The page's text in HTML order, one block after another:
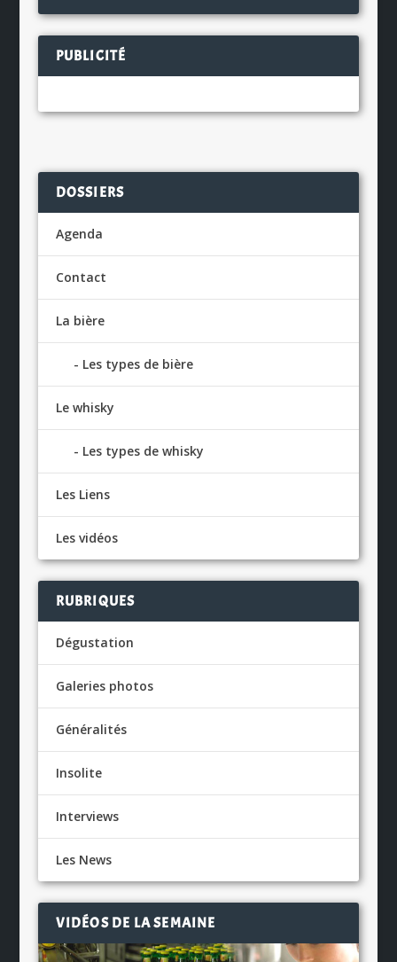
PUBLICITÉ
DOSSIERS
Agenda
Contact
La bière
Les types de bière
Le whisky
Les types de whisky
Les Liens
Les vidéos
RUBRIQUES
Dégustation
Galeries photos
Généralités
Insolite
Interviews
Les News
VIDÉOS DE LA SEMAINE